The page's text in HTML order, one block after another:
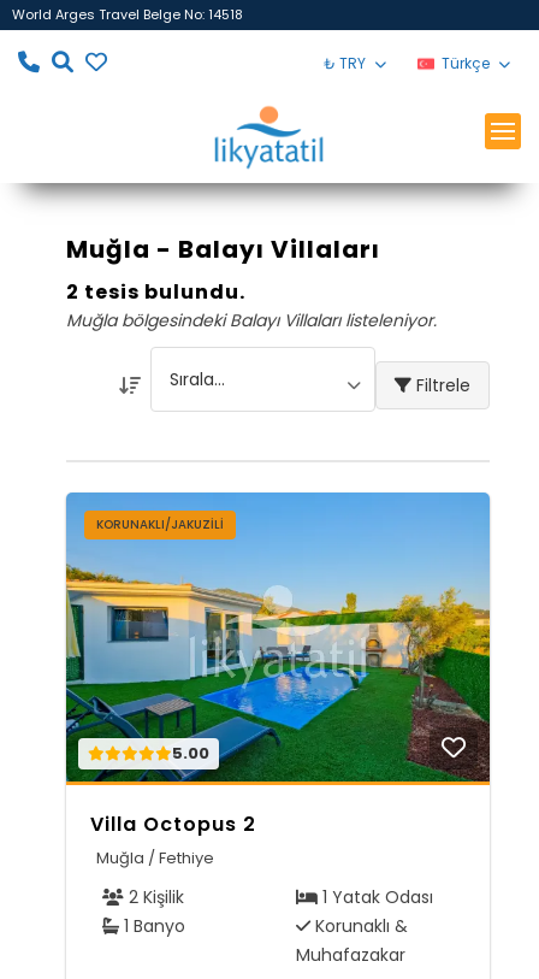
World Arges Travel Belge No: 14518
₺ TRY Türkçe
Muğla - Balayı Villaları
2 tesis bulundu.
Muğla bölgesindeki Balayı Villaları listeleniyor.
Filtrele
KORUNAKLI/JAKUZILI
5.00
Villa Octopus 2
Muğla / Fethiye
2 Kişilik
1 Yatak Odası
1 Banyo
Korunaklı &
Muhafazakar